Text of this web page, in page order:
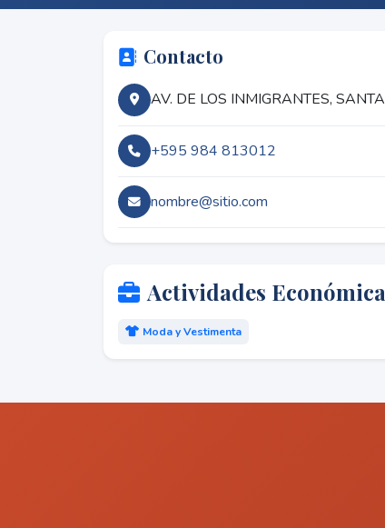
Contacto
AV. DE LOS INMIGRANTES,
+595 984 813012
nombre@sitio.com
Actividades
Moda y Vestimenta